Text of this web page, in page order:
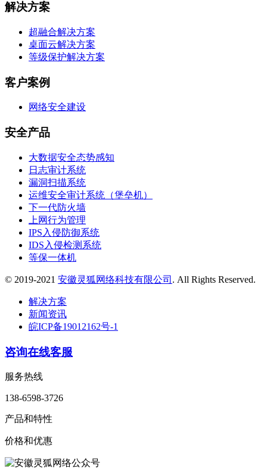
解决方案
超融合解决方案
桌面云解决方案
等级保护解决方案
客户案例
网络安全建设
安全产品
大数据安全态势感知
日志审计系统
漏洞扫描系统
运维安全审计系统（堡垒机）
下一代防火墙
上网行为管理
IPS入侵防御系统
IDS入侵检测系统
等保一体机
© 2019-2021 安徽灵狐网络科技有限公司 . All Rights Reserved.
解决方案
新闻资讯
皖ICP备19012162号-1
咨询在线客服
服务热线
138-6598-3726
产品和特性
价格和优惠